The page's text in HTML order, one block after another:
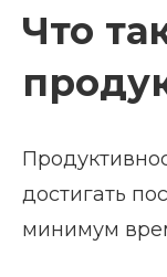
Что
достигать
минимум